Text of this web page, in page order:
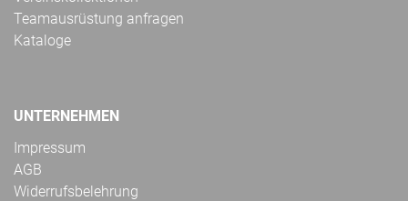
Teamausrüstung anfragen
Kataloge
UNTERNEHMEN
Impressum
AGB
Widerrufsbelehrung